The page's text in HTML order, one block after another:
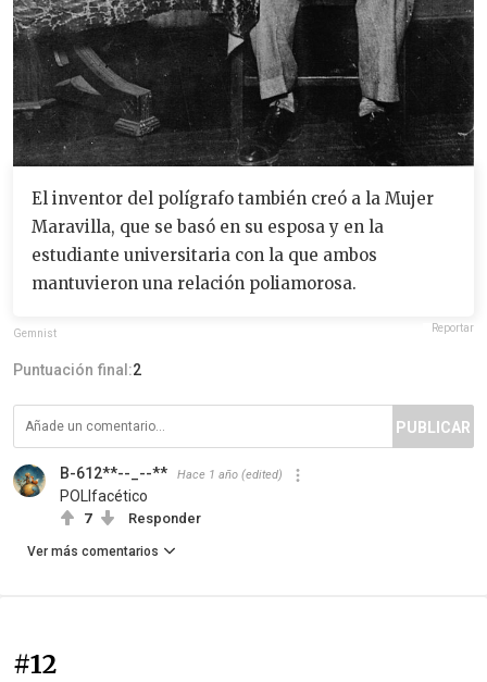
El inventor del polígrafo también creó a la Mujer
Maravilla, que se basó en su esposa y en la
estudiante universitaria con la que ambos
mantuvieron una relación poliamorosa.
Gemnist Reportar
Puntuación final:2
PUBLICAR
B-612**--_--** Hace 1 año (edited)
POLIfacético
7 Responder
Ver más comentarios
#12